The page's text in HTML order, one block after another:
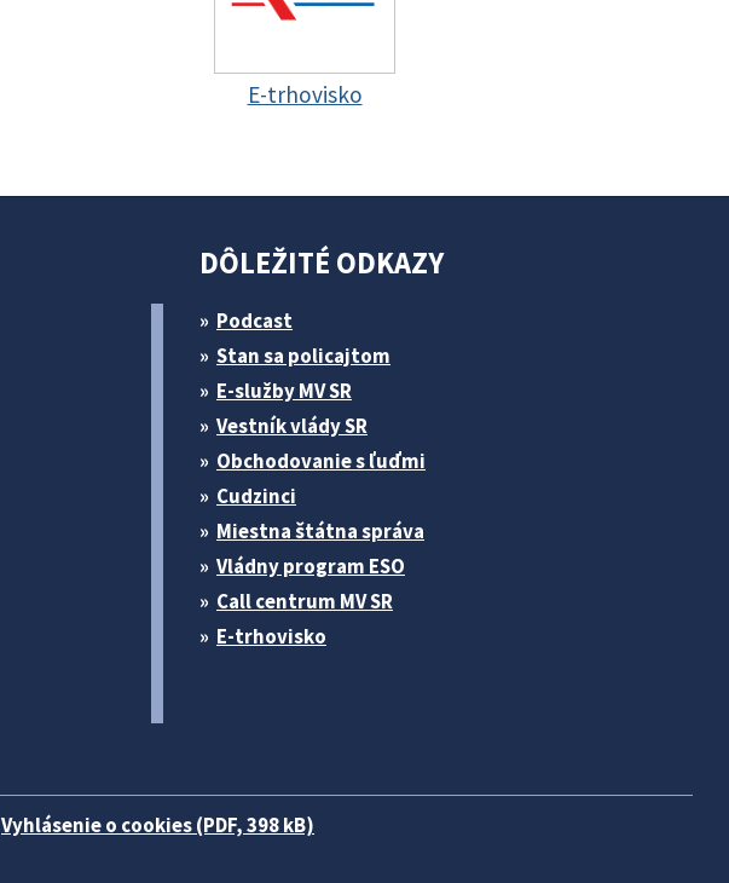
E-trhovisko
DÔLEŽITÉ ODKAZY
Podcast
Stan sa policajtom
E-služby MV SR
Vestník vlády SR
Obchodovanie s ľuďmi
Cudzinci
Miestna štátna správa
Vládny program ESO
Call centrum MV SR
E-trhovisko
Vyhlásenie o cookies (PDF, 398 kB)